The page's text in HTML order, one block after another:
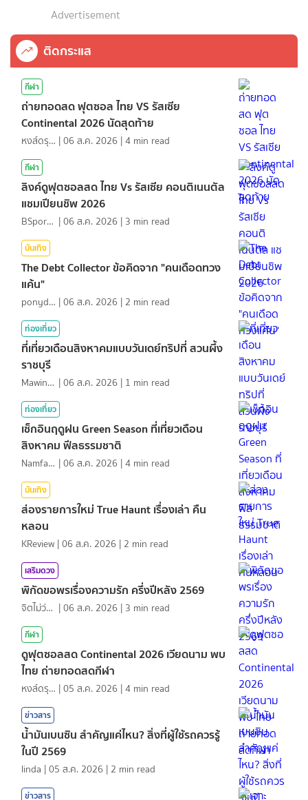
Advertisement
ติดกระแส
กีฬา
ถ่ายทอดสด ฟุตซอล ไทย VS รัสเซีย
Continental 2026 นัดสุดท้าย
หงส์ดรุณ |06 ส.ค. 2026 |4 min read
กีฬา
ลิงค์ดูฟุตซอลสด ไทย Vs รัสเซีย คอนติเนนตัล
แชมเปียนชิพ 2026
BSports8 |06 ส.ค. 2026 | 3 min read
บันเทิง
The Debt Collector ข้อคิดจาก "คนเดือดทวง
แค้น"
ponydiary |06 ส.ค. 2026 | 2 min read
ท่องเที่ยว
ที่เที่ยวเดือนสิงหาคมแบบวันเดย์ทริปที่ สวนผึ้ง
ราชบุรี
MawinMatravel |06 ส.ค. 2026 | 1 min read
ท่องเที่ยว
เช็กอินฤดูฝน Green Season ที่เที่ยวเดือน
สิงหาคม ฟีลธรรมชาติ
NamfahPhupha |06 ส.ค. 2026 |4 min read
บันเทิง
ส่องรายการใหม่ True Haunt เรื่องเล่า คืน
หลอน
KReview |06 ส.ค. 2026 | 2 min read
เสริมดวง
พิกัดขอพรเรื่องความรัก ครึ่งปีหลัง 2569
จิตไม่ว่าง |06 ส.ค. 2026 | 3 min read
กีฬา
ดูฟุตซอลสด Continental 2026 เวียดนาม พบ
ไทย ถ่ายทอดสดกีฬา
หงส์ดรุณ |05 ส.ค. 2026 |4 min read
ข่าวสาร
น้ำมันเบนซิน สำคัญแค่ไหน? สิ่งที่ผู้ใช้รถควรรู้
ในปี 2569
linda |05 ส.ค. 2026 | 2 min read
ข่าวสาร